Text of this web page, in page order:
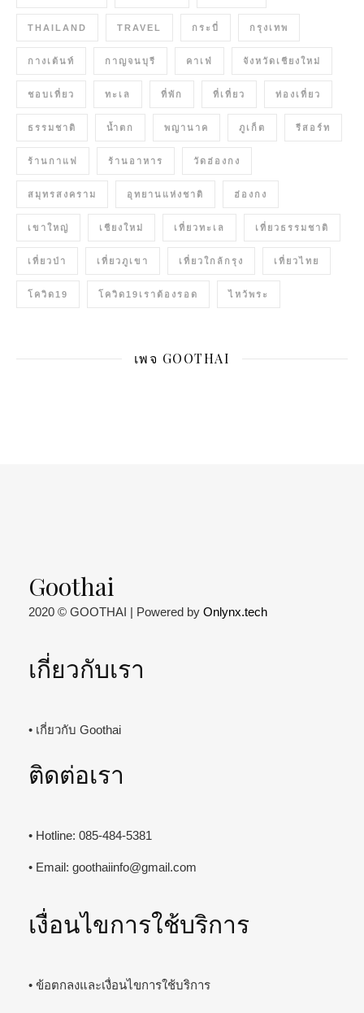
THAILAND TRAVEL กระบี่ กรุงเทพ
กางเต้นท์ กาญจนบุรี คาเฟ่ จังหวัดเชียงใหม่
ชอบเที่ยว ทะเล ที่พัก ที่เที่ยว ท่องเที่ยว
ธรรมชาติ น้ำตก พญานาค ภูเก็ต รีสอร์ท
ร้านกาแฟ ร้านอาหาร วัดฮ่องกง
สมุทรสงคราม อุทยานแห่งชาติ ฮ่องกง
เขาใหญ่ เชียงใหม่ เที่ยวทะเล เที่ยวธรรมชาติ
เที่ยวป่า เที่ยวภูเขา เที่ยวใกล้กรุง เที่ยวไทย
โควิด19 โควิด19เราต้องรอด ไหว้พระ
เพจ GOOTHAI
Goothai
2020 © GOOTHAI | Powered by Onlynx.tech
เกี่ยวกับเรา
• เกี่ยวกับ Goothai
ติดต่อเรา
• Hotline: 085-484-5381
• Email: goothaiinfo@gmail.com
เงื่อนไขการใช้บริการ
• ข้อตกลงและเงื่อนไขการใช้บริการ